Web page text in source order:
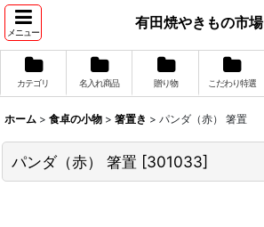
メニュー
有田焼やきもの市場
カテゴリ 名入れ商品 贈り物 こだわり特選
ホーム > 食卓の小物 > 箸置き > パンダ（赤） 箸置
パンダ（赤） 箸置 [301033]